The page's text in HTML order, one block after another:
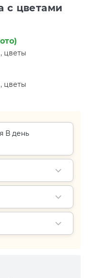
с цветами
цветы
цветы
В день